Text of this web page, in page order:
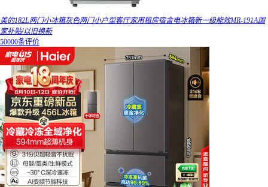
美的182L两门小冰箱灰色两门小户型客厅家用租房宿舍电冰箱新一级能效MR-191A国
家补贴/以旧换新
50000条评价